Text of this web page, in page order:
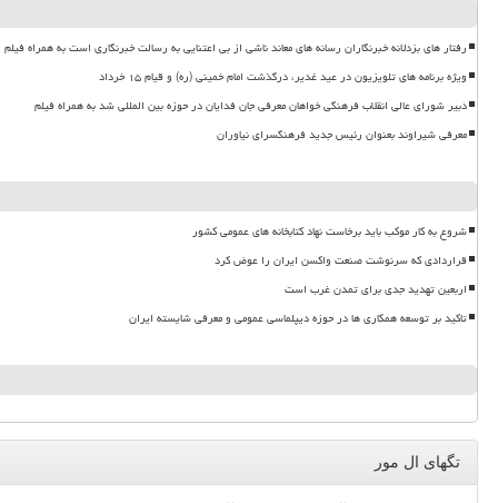
رفتار های بزدلانه خبرنگاران رسانه های معاند ناشی از بی اعتنایی به رسالت خبرنگاری است به همراه فیلم
ویژه برنامه های تلویزیون در عید غدیر، درگذشت امام خمینی (ره) و قیام ۱۵ خرداد
دبیر شورای عالی انقلاب فرهنگی خواهان معرفی جان فدایان در حوزه بین المللی شد به همراه فیلم
معرفی شیراوند بعنوان رئیس جدید فرهنگسرای نیاوران
شروع به کار موکب باید برخاست نهاد کتابخانه های عمومی کشور
قراردادی که سرنوشت صنعت واکسن ایران را عوض کرد
اربعین تهدید جدی برای تمدن غرب است
تاکید بر توسعه همکاری ها در حوزه دیپلماسی عمومی و معرفی شایسته ایران
تگهای ال مور